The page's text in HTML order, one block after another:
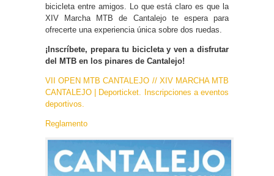
bicicleta entre amigos. Lo que está claro es que la
XIV Marcha MTB de Cantalejo te espera para
ofrecerte una experiencia única sobre dos ruedas.
¡Inscríbete, prepara tu bicicleta y ven a disfrutar
del MTB en los pinares de Cantalejo!
VII OPEN MTB CANTALEJO // XIV MARCHA MTB
CANTALEJO | Deporticket. Inscripciones a eventos
deportivos.
Reglamento